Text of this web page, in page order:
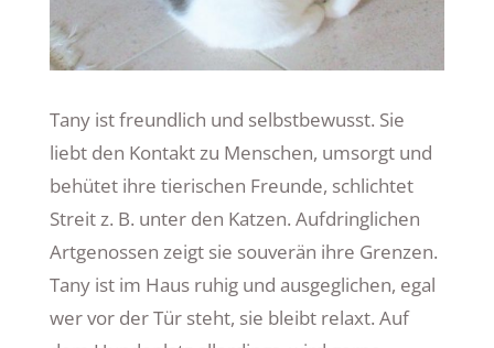
Tany ist freundlich und selbstbewusst. Sie
liebt den Kontakt zu Menschen, umsorgt und
behütet ihre tierischen Freunde, schlichtet
Streit z. B. unter den Katzen. Aufdringlichen
Artgenossen zeigt sie souverän ihre Grenzen.
Tany ist im Haus ruhig und ausgeglichen, egal
wer vor der Tür steht, sie bleibt relaxt. Auf